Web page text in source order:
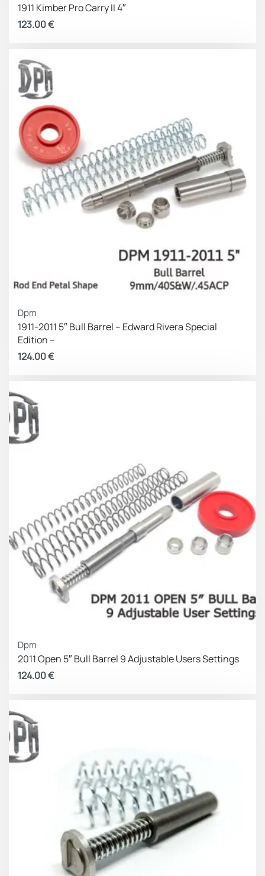
1911 Kimber Pro Carry II 4″
123.00€
Dpm
1911-2011 5″ Bull Barrel – Edward Rivera Special
Edition –
124.00€
Dpm
2011 Open 5″ Bull Barrel 9 Adjustable Users Settings
124.00€